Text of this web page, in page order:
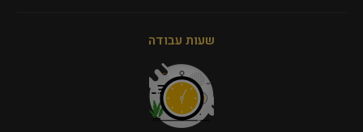
שעות עבודה